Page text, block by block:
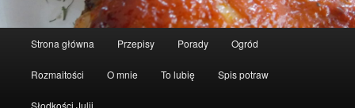
Strona główna Przepisy Porady Ogród
Rozmaitości O mnie To lubię Spis potraw
Słodkości Julii